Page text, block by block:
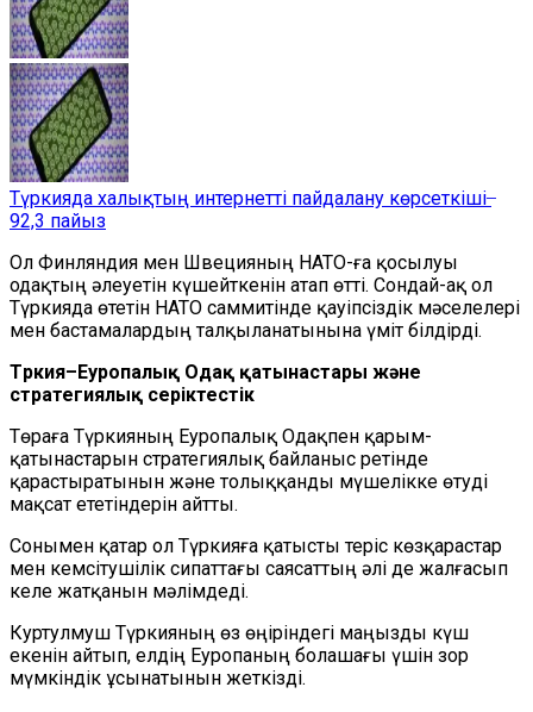
Түркияда халықтың интернетті пайдалану көрсеткіші ̶
92,3 пайыз
Ол Финляндия мен Швецияның НАТО-ға қосылуы
одақтың әлеуетін күшейткенін атап өтті. Сондай-ақ ол
Түркияда өтетін НАТО саммитінде қауіпсіздік мәселелері
мен бастамалардың талқыланатынына үміт білдірді.
Түркия–Еуропалық Одақ қатынастары және
стратегиялық серіктестік
Төраға Түркияның Еуропалық Одақпен қарым-
қатынастарын стратегиялық байланыс ретінде
қарастыратынын және толыққанды мүшелікке өтуді
мақсат ететіндерін айтты.
Сонымен қатар ол Түркияға қатысты теріс көзқарастар
мен кемсітушілік сипаттағы саясаттың әлі де жалғасып
келе жатқанын мәлімдеді.
Куртулмуш Түркияның өз өңіріндегі маңызды күш
екенін айтып, елдің Еуропаның болашағы үшін зор
мүмкіндік ұсынатынын жеткізді.